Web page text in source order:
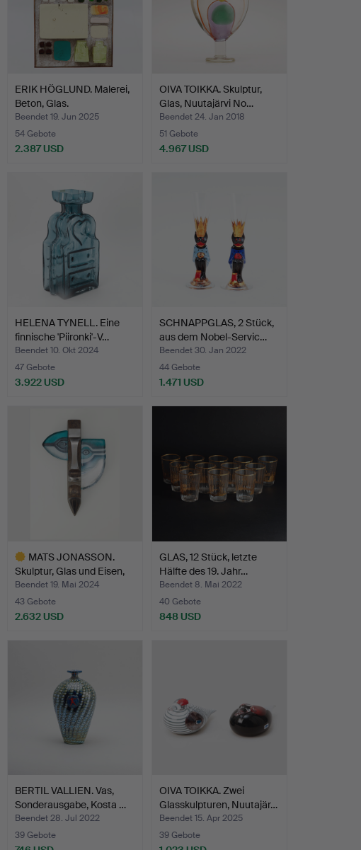
ERIK HÖGLUND. Malerei,
Beton, Glas.
Beendet 19. Jun 2025
54 Gebote
2.387 USD
OIVA TOIKKA. Skulptur,
Glas, Nuutajärvi No…
Beendet 24. Jan 2018
51 Gebote
4.967 USD
HELENA TYNELL. Eine
finnische 'Piironki'-V…
Beendet 10. Okt 2024
47 Gebote
3.922 USD
SCHNAPPGLAS, 2 Stück,
aus dem Nobel-Servic…
Beendet 30. Jan 2022
44 Gebote
1.471 USD
MATS JONASSON.
Skulptur, Glas und Eisen,
M…
Beendet 19. Mai 2024
43 Gebote
2.632 USD
GLAS, 12 Stück, letzte
Hälfte des 19. Jahr…
Beendet 8. Mai 2022
40 Gebote
848 USD
BERTIL VALLIEN. Vas,
Sonderausgabe, Kosta …
Beendet 28. Jul 2022
39 Gebote
OIVA TOIKKA. Zwei
Glasskulpturen, Nuutajär…
Beendet 15. Apr 2025
39 Gebote